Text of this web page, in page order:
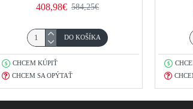
408,98€ 584,25€
DO KOŠÍKA
CHCEM KÚPIŤ
CHCEM SA OPÝTAŤ